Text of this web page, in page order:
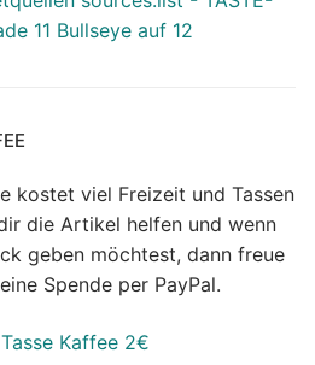
11 Bullseye auf 12
kostet viel Freizeit und Tassen
die Artikel helfen und wenn
geben möchtest, dann freue
Spende per PayPal.
Kaffee 2€